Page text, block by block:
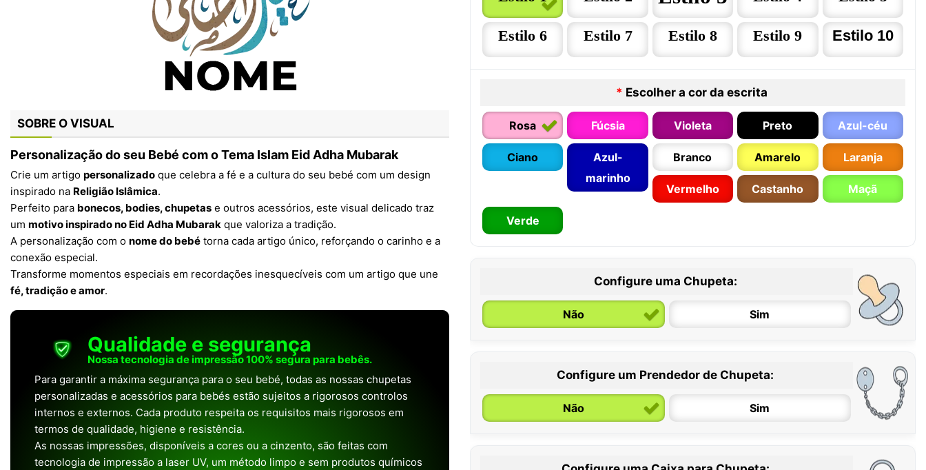
SOBRE O VISUAL
Personalização do seu Bebé com o Tema Islam Eid Adha Mubarak
Crie um artigo personalizado que celebra a fé e a cultura do seu bebé com um design
inspirado na Religião Islâmica.
Perfeito para bonecos, bodies, chupetas e outros acessórios, este visual delicado traz
um motivo inspirado no Eid Adha Mubarak que valoriza a tradição.
A personalização com o nome do bebé torna cada artigo único, reforçando o carinho e a
conexão especial.
Transforme momentos especiais em recordações inesquecíveis com um artigo que une
fé, tradição e amor.
Qualidade e segurança
Nossa tecnologia de impressão 100% segura para bebês.
Para garantir a máxima segurança para o seu bebé, todas as nossas chupetas
personalizadas e acessórios para bebés estão sujeitos a rigorosos controlos
internos e externos. Cada produto respeita os requisitos mais rigorosos em
termos de qualidade, higiene e resistência.
As nossas impressões, disponíveis a cores ou a cinzento, são feitas com
tecnologia de impressão a laser UV, um método limpo e sem produtos químicos
Estilo 6 Estilo 7 Estilo 8 Estilo 9 Estilo 10
* Escolher a cor da escrita
Rosa Fúcsia Violeta Preto Azul-céu
Ciano
Azul-
marinho
Branco Amarelo Laranja
Vermelho Castanho Maçã
Verde
Configure uma Chupeta:
Não Sim
0 / 6 meses
Configure um Prendedor de Chupeta:
Não Sim